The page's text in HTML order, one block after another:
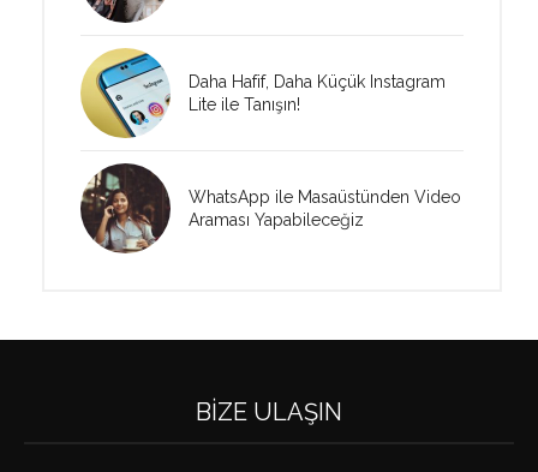
Daha Hafif, Daha Küçük Instagram
Lite ile Tanışın!
WhatsApp ile Masaüstünden Video
Araması Yapabileceğiz
BIZE ULAŞIN